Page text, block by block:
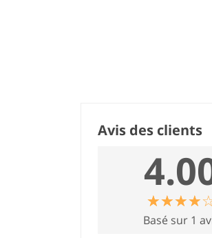
Avis des clients
☆☆☆☆
★★★★
Basé sur 1